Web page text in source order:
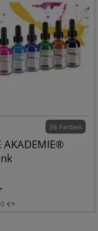
36 Farben
AKADEMIE®
€